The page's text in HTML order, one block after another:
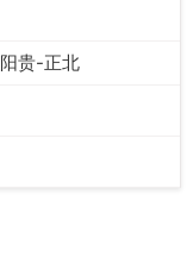
贵-正北